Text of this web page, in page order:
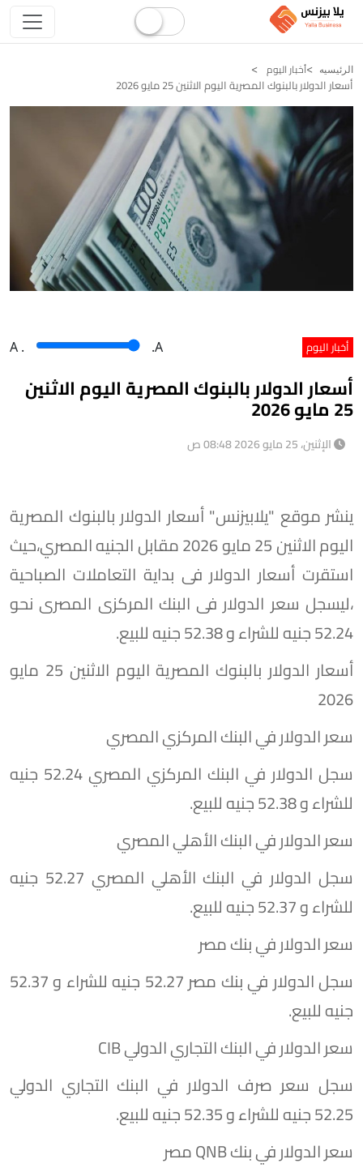
الرئيسيه أخبار اليوم
أسعار الدولار بالبنوك المصرية اليوم الاثنين 25 مايو 2026
أخبار اليوم A . .A
أسعار الدولار بالبنوك المصرية اليوم الاثنين
25 مايو 2026
الإثنين، 25 مايو 2026 08:48 ص
ينشر موقع "يلابيزنس" أسعار الدولار بالبنوك المصرية
اليوم الاثنين 25 مايو 2026 مقابل الجنيه المصري،حيث
استقرت أسعار الدولار فى بداية التعاملات الصباحية
،ليسجل سعر الدولار فى البنك المركزى المصرى نحو
52.24 جنيه للشراء و 52.38 جنيه للبيع.
أسعار الدولار بالبنوك المصرية اليوم الاثنين 25 مايو
2026
سعر الدولار في البنك المركزي المصري
سجل الدولار في البنك المركزي المصري 52.24 جنيه
للشراء و 52.38 جنيه للبيع.
سعر الدولار في البنك الأهلي المصري
سجل الدولار في البنك الأهلي المصري 52.27 جنيه
للشراء و 52.37 جنيه للبيع.
سعر الدولار في بنك مصر
سجل الدولار في بنك مصر 52.27 جنيه للشراء و 52.37
جنيه للبيع.
سعر الدولار في البنك التجاري الدولي CIB
سجل سعر صرف الدولار في البنك التجاري الدولي
52.25 جنيه للشراء و 52.35 جنيه للبيع.
سعر الدولار في بنك QNB مصر